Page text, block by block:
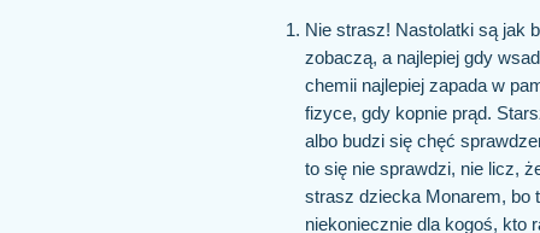
Nie strasz! Nastolatki są jak
zobaczą, a najlepiej gdy
chemii najlepiej zapada w
fizyce, gdy kopnie prąd.
albo budzi się chęć
to się nie sprawdzi, nie licz,
strasz dziecka Monarem, bo
niekoniecznie dla kogoś, kto